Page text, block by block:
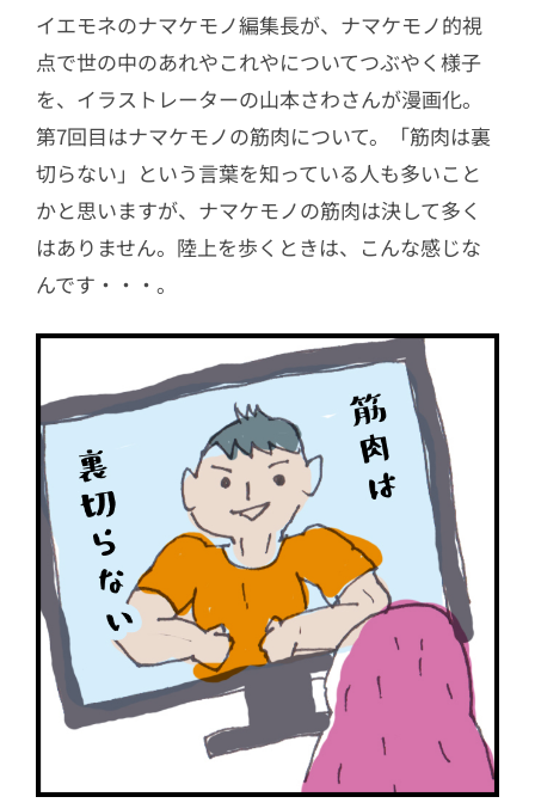
イエモネのナマケモノ編集長が、ナマケモノ的視
点で世の中のあれやこれやについてつぶやく様子
を、イラストレーターの山本さわさんが漫画化。
第7回目はナマケモノの筋肉について。「筋肉は裏
切らない」という言葉を知っている人も多いこと
かと思いますが、ナマケモノの筋肉は決して多く
はありません。陸上を歩くときは、こんな感じな
んです・・・。